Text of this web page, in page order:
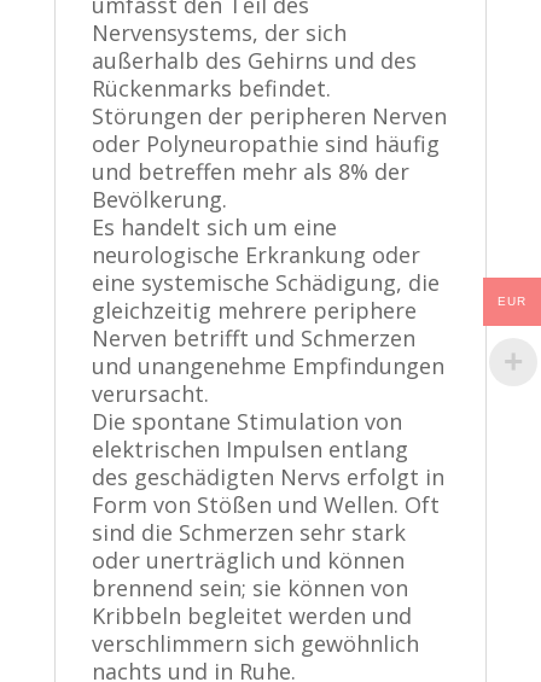
Nervensystems, der sich
außerhalb des Gehirns und des
Rückenmarks befindet.
Störungen der peripheren Nerven
oder Polyneuropathie sind häufig
und betreffen mehr als 8% der
Bevölkerung.
Es handelt sich um eine
neurologische Erkrankung oder
eine systemische Schädigung, die
gleichzeitig mehrere periphere
Nerven betrifft und Schmerzen
und unangenehme Empfindungen
verursacht.
Die spontane Stimulation von
elektrischen Impulsen entlang
des geschädigten Nervs erfolgt in
Form von Stößen und Wellen. Oft
sind die Schmerzen sehr stark
oder unerträglich und können
brennend sein; sie können von
Kribbeln begleitet werden und
verschlimmern sich gewöhnlich
nachts und in Ruhe.
EUR